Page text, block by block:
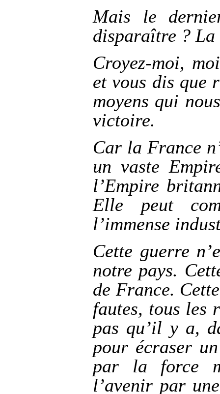
Mais le
disparaître ?
Croyez-moi,
et vous dis que
moyens qui
victoire.
Car la France
un vaste
l’Empire
Elle peut
l’immense
Cette guerre
notre pays.
de France.
fautes, tous les
pas qu’il y a,
pour écraser
par la force
l’avenir par